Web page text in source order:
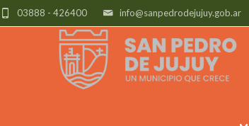
info@sanpedrodejujuy.gob.ar
03888 - 426400